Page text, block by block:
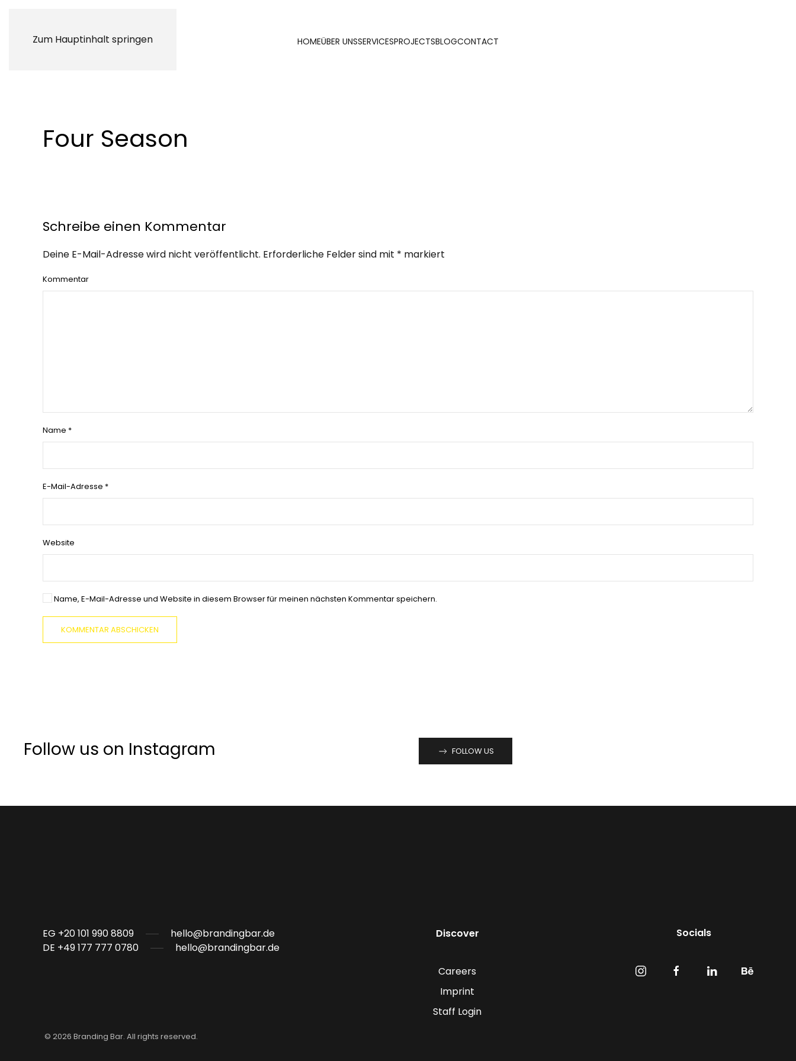
Zum Hauptinhalt springen HOMEÜBER UNSSERVICESPROJECTSBLOGCONTACT
Four Season
Schreibe einen Kommentar
Deine E-Mail-Adresse wird nicht veröffentlicht. Erforderliche Felder sind mit * markiert
Kommentar
Name *
E-Mail-Adresse *
Website
Name, E-Mail-Adresse und Website in diesem Browser für meinen nächsten Kommentar speichern.
KOMMENTAR ABSCHICKEN
Follow us on Instagram FOLLOW US
EG +20 101 990 8809
hello@brandingbar.de
DE +49 177 777 0780
hello@brandingbar.de
Discover
Careers
Imprint
Staff Login
Socials
© 2026 Branding Bar. All rights reserved.